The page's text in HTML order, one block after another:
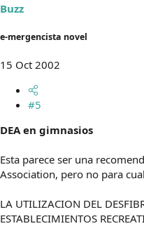
Buzz
e-mergencista novel
15 Oct 2002
#5
DEA en gimnasios
Esta parece ser una
Association, pero no para
LA UTILIZACION DEL
ESTABLECIMIENTOS